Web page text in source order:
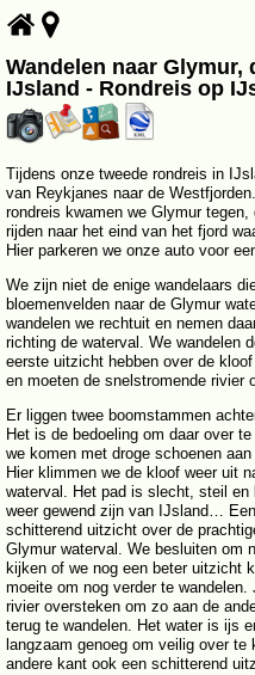
Wandelen naar Glymur,
IJsland - Rondreis op
Tijdens onze tweede rondreis in
van Reykjanes naar de
rondreis kwamen we Glymur
rijden naar het eind van het fjord
Hier parkeren we onze auto voor
We zijn niet de enige wandelaars
bloemenvelden naar de Glymur
wandelen we rechtuit en nemen
richting de waterval. We wandelen
eerste uitzicht hebben over de
en moeten de snelstromende rivier
Er liggen twee boomstammen
Het is de bedoeling om daar over
we komen met droge schoenen
Hier klimmen we de kloof weer uit
waterval. Het pad is slecht, steil en
weer gewend zijn van IJsland…
schitterend uitzicht over de
Glymur waterval. We besluiten om
kijken of we nog een beter uitzicht
moeite om nog verder te
rivier oversteken om zo aan de
terug te wandelen. Het water is ijs
langzaam genoeg om veilig over
andere kant ook een schitterend